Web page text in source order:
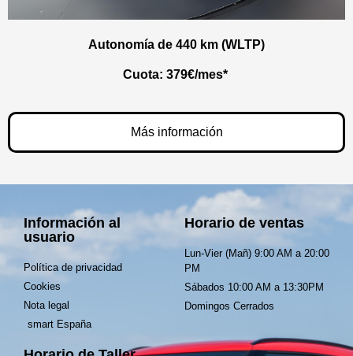
Autonomía de 440 km (WLTP)
Cuota: 379€/mes*
Más información
Información al
usuario
Política de privacidad
Cookies
Nota legal
smart España
Horario de ventas
Lun-Vier (Mañ) 9:00 AM a 20:00
PM
Sábados 10:00 AM a 13:30PM
Domingos Cerrados